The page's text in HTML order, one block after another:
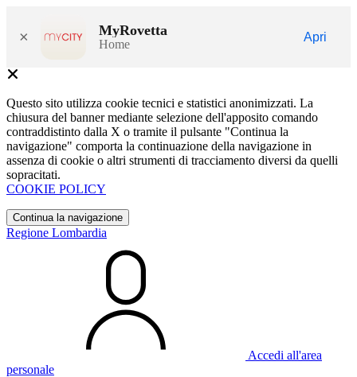
× MyRovetta
Home
Apri
Questo sito utilizza cookie tecnici e statistici anonimizzati. La
chiusura del banner mediante selezione dell'apposito comando
contraddistinto dalla X o tramite il pulsante "Continua la
navigazione" comporta la continuazione della navigazione in
assenza di cookie o altri strumenti di tracciamento diversi da quelli
sopracitati.
COOKIE POLICY
Continua la navigazione
Regione Lombardia
Accedi all'area
personale